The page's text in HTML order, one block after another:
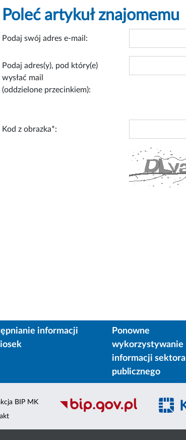
Poleć artykuł znajomemu
Podaj swój adres e-mail:
Podaj adres(y), pod który(e)
wysłać mail
(oddzielone przecinkiem):
Kod z obrazka*:
informacji
Ponowne
wykorzystywanie
informacji sektora
publicznego
BIP MK